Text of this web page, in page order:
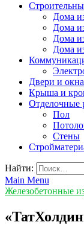
v-plast.ru
Дома
Дома
Дома
Дома
Двери и окна
Крыша и
Отделочные
Пол
Стены
Найти:
Main Menu
Железобетонные